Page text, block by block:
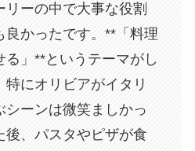
リーの中で大事な役割
良かったです。**「料理
る」**というテーマがし
特にオリビアがイタリ
シーンは微笑ましかっ
後、パスタやピザが食